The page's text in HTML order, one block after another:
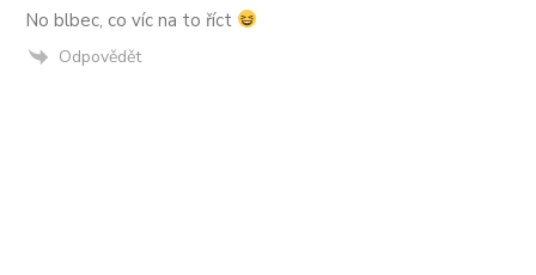
No blbec, co víc na to říct
Odpovědět